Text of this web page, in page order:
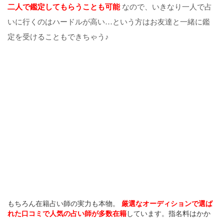
二人で鑑定してもらうことも可能なので、いきなり一人で占
いに行くのはハードルが高い…という方はお友達と一緒に鑑
定を受けることもできちゃう♪
もちろん在籍占い師の実力も本物。
厳選なオーディションで選ば
れた口コミで人気の占い師が多数在籍 しています。指名料はかか